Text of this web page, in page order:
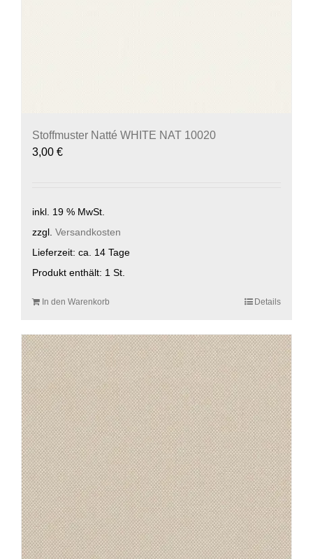
Stoffmuster Natté WHITE NAT 10020
3,00 €
inkl. 19 % MwSt.
zzgl. Versandkosten
Lieferzeit: ca. 14 Tage
Produkt enthält: 1 St.
In den Warenkorb Details